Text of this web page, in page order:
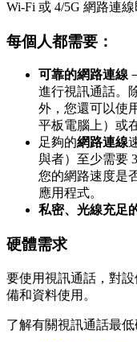
Wi-Fi 或 4/5G 網路連線
每個人都需要 ：
可靠的網路連線 －
進行視訊通話。
外 ， 您還可以使
平板電腦 上 ） 或
足夠的網路連線
與者） 至少需要
您的網路速度是
應用程式。
私密、 光線充足
硬體需求
要使用視訊通話 ， 對設
備和資料使用 。
了解有關視訊通話最低